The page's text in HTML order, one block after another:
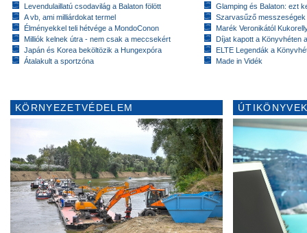
Levendulaillatú csodavilág a Balaton fölött
A vb, ami milliárdokat termel
Élményekkel teli hétvége a MondoConon
Milliók kelnek útra - nem csak a meccsekért
Japán és Korea beköltözik a Hungexpóra
Átalakult a sportzóna
Glamping és Balaton: ezt
Szarvasűző messzeségek
Marék Veronikától
Díjat kapott a Könyvhéten
ELTE Legendák a
Made in Vidék
KÖRNYEZETVÉDELEM